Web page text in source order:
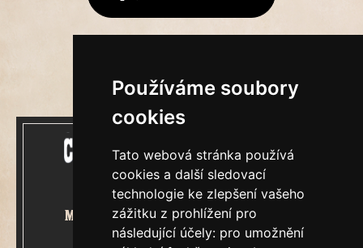
Používáme soubory
cookies
Tato webová stránka používá
cookies a další sledovací
technologie ke zlepšení vašeho
zážitku z prohlížení pro
následující účely: pro umožnění
Mecenášem Cimrmanova Zpravodaje
je společnost